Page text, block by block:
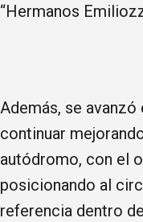
“Hermanos
Además, se
continuar
autódromo, con el
posicionando al
referencia dentro